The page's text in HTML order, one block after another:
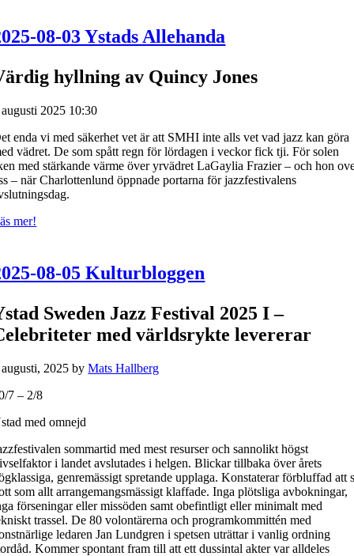
08-03 Ystads Allehanda
hyllning av Quincy Jones
2025 10:30
enda vi med säkerhet vet är att SMHI inte alls vet vad jazz kan göra
vädret. De som spått regn för lördagen i veckor fick tji. För solen
med stärkande värme över yrvädret LaGaylia Frazier – och hon
– när Charlottenlund öppnade portarna för jazzfestivalens
mer!
08-05 Kulturbloggen
Sweden Jazz Festival 2025 I –
med världsrykte levererar
2025 byMats Hallberg
7 – 2/8
med omnejd
sommartid med mest resurser och sannolikt högst
i landet avslutades i helgen. Blickar tillbaka över årets
genremässigt spretande upplaga. Konstaterar förbluffad att
som allt arrangemangsmässigt klaffade. Inga plötsliga avbokningar,
förseningar eller missöden samt obefintligt eller minimalt med
trassel. De 80 volontärerna och programkommittén med
ledaren Jan Lundgren i spetsen uträttar i vanlig ordning
Kommer spontant fram till att ett dussintal akter var alldeles